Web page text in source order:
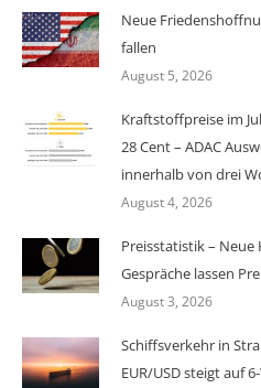
Neue
fallen
August 5, 2026
Kraftstoffpreise im
28 Cent – ADAC
innerhalb von drei
August 4, 2026
Preisstatistik –
Gespräche lassen
August 3, 2026
Schiffsverkehr in
EUR/USD steigt auf